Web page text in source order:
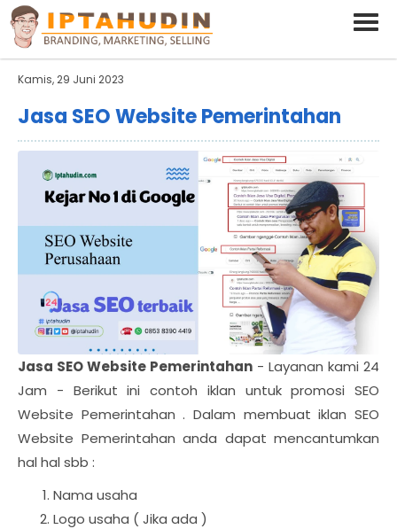
BARAND ANDA
Deskripsi Singkat Saja
Kamis, 29 Juni 2023
Jasa SEO Website Pemerintahan
Jasa SEO Website Pemerintahan - Layanan kami 24
Jam - Berikut ini contoh iklan untuk promosi SEO
Website Pemerintahan . Dalam membuat iklan SEO
Website Pemerintahan anda dapat mencantumkan
hal hal sbb :
Nama usaha
Logo usaha ( Jika ada )